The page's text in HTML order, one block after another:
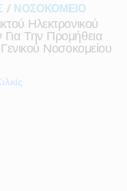
/ ΝΟΣΟΚΟΜΕΙΟ
Ηλεκτρονικού
Την Προμήθεια
Νοσοκομείου